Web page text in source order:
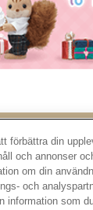
More
förbättra din
och annonser
om din
och
information som